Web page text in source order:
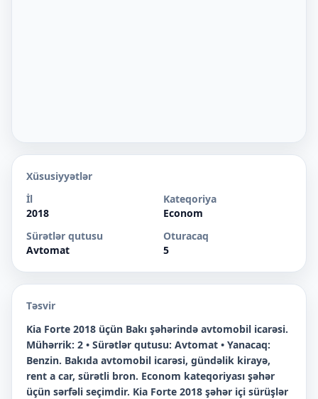
Xüsusiyyətlər
İl
2018
Kateqoriya
Econom
Sürətlər qutusu
Avtomat
Oturacaq
5
Təsvir
Kia Forte 2018 üçün Bakı şəhərində avtomobil icarəsi.
Mühərrik: 2 • Sürətlər qutusu: Avtomat • Yanacaq:
Benzin. Bakıda avtomobil icarəsi, gündəlik kirayə,
rent a car, sürətli bron. Econom kateqoriyası şəhər
üçün sərfəli seçimdir. Kia Forte 2018 şəhər içi sürüşlər